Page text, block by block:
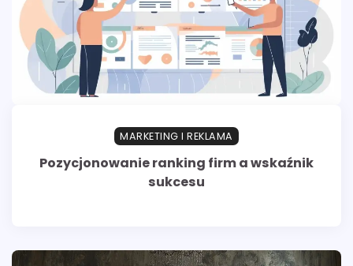
MARKETING I REKLAMA
Pozycjonowanie ranking firm a wskaźnik
sukcesu